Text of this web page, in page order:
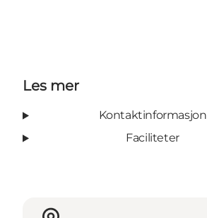
Les mer
Kontaktinformasjon
Faciliteter